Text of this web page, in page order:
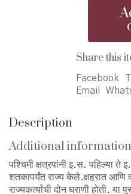
क्षत्रपांची
नाणी
Share this
Facebook
Email
Description
Additional information
पश्चिमी क्षत्रपांनी इ.स. पहिल्या ते
शतकापर्यंत राज्य केले.क्षहरात आणि
राज्यकर्त्यांची दोन घराणी होती. या